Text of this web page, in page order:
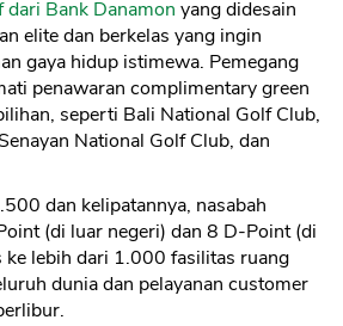
Bank Danamon yang didesain
elite dan berkelas yang ingin
gaya hidup istimewa. Pemegang
penawaran complimentary green
seperti Bali National Golf Club,
National Golf Club, dan
dan kelipatannya, nasabah
(di luar negeri) dan 8 D-Point (di
ke lebih dari 1.000 fasilitas ruang
dunia dan pelayanan customer